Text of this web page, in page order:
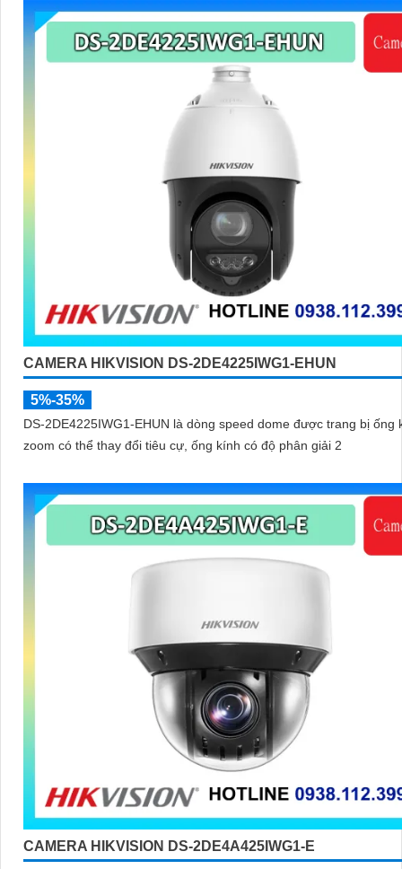
CAMERA HIKVISION DS-2DE4225IWG1-EHUN
5%-35%
DS-2DE4225IWG1-EHUN là dòng speed dome được trang bị ống
zoom có thể thay đổi tiêu cự, ống kính có độ phân giải 2
CAMERA HIKVISION DS-2DE4A425IWG1-E